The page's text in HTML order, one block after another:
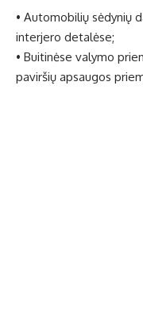
• Automobilių sėdynių
interjero detalėse;
• Buitinėse valymo
paviršių apsaugos